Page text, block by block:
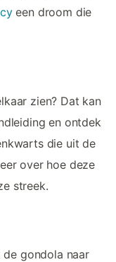
een droom die
zien? Dat kan
en ontdek
die uit de
over hoe deze
streek.
de gondola naar